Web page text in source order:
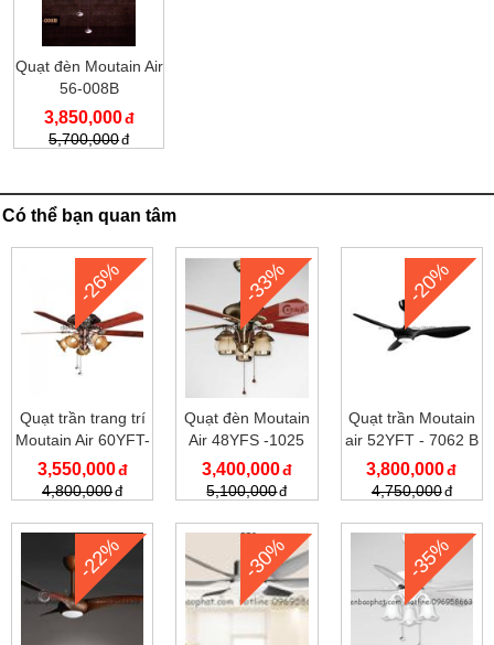
Quạt đèn Moutain Air
56-008B
3,850,000
5,700,000
Có thể bạn quan tâm
-26%
Quạt trần trang trí
Moutain Air 60YFT-
1030
3,550,000
4,800,000
-33%
Quạt đèn Moutain
Air 48YFS -1025
3,400,000
5,100,000
-20%
Quạt trần Moutain
air 52YFT - 7062 B
3,800,000
4,750,000
-22% -30% -35%